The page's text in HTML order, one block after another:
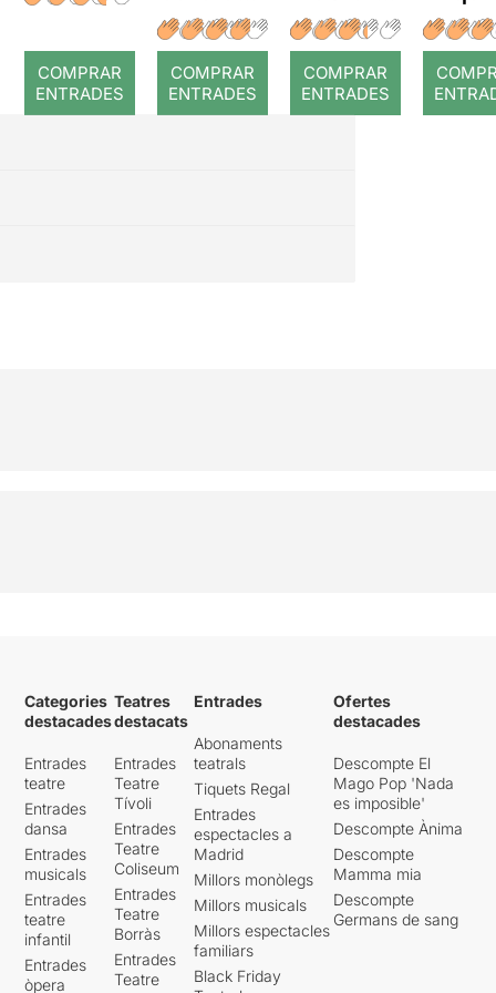
COMPRAR
ENTRADES
a temps
COMPRAR
ENTRADES
r: Temps
COMPRAR
ENTRADES
:
Categories
destacades
Entrades
teatre
Entrades
dansa
Entrades
musicals
Entrades
teatre
infantil
Entrades
òpera
Teatres
destacats
Entrades
Teatre
Tívoli
Entrades
Teatre
Coliseum
Entrades
Teatre
Borràs
Entrades
Teatre
Entrades
Abonaments
teatrals
Tiquets Regal
Entrades
espectacles a
Madrid
Millors monòlegs
Millors musicals
Millors espectacles
familiars
Black Friday
Ofertes
destacades
Descompte El
Mago Pop 'Nada
es imposible'
Descompte Ànima
Descompte
Mamma mia
Descompte
Germans de sang